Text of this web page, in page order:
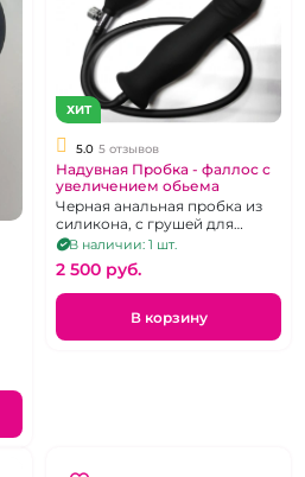
ХИТ
5.0 5 отзывов
Надувная Пробка - фаллос с
увеличением обьема
Черная анальная пробка из
силикона, с грушей для
подкачки
В наличии: 1 шт.
2 500 pуб.
В корзину